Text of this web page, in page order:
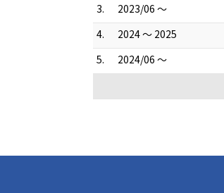
3.
2023/06 ～
4.
2024 ～ 2025
5.
2024/06 ～